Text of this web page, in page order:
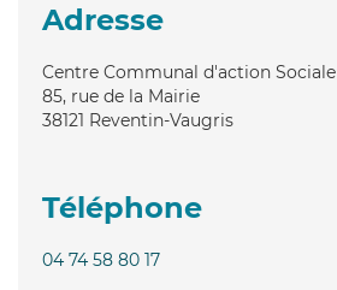
Adresse
Centre Communal d'action Sociale
85, rue de la Mairie
38121 Reventin-Vaugris
Téléphone
04 74 58 80 17